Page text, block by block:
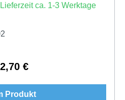
ca. 1-3 Werktage
Preis:
€
Produkt